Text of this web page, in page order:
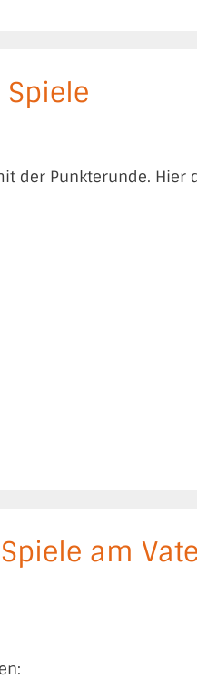
der Punkterunde. Hier
am